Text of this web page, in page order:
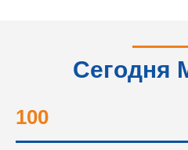
100